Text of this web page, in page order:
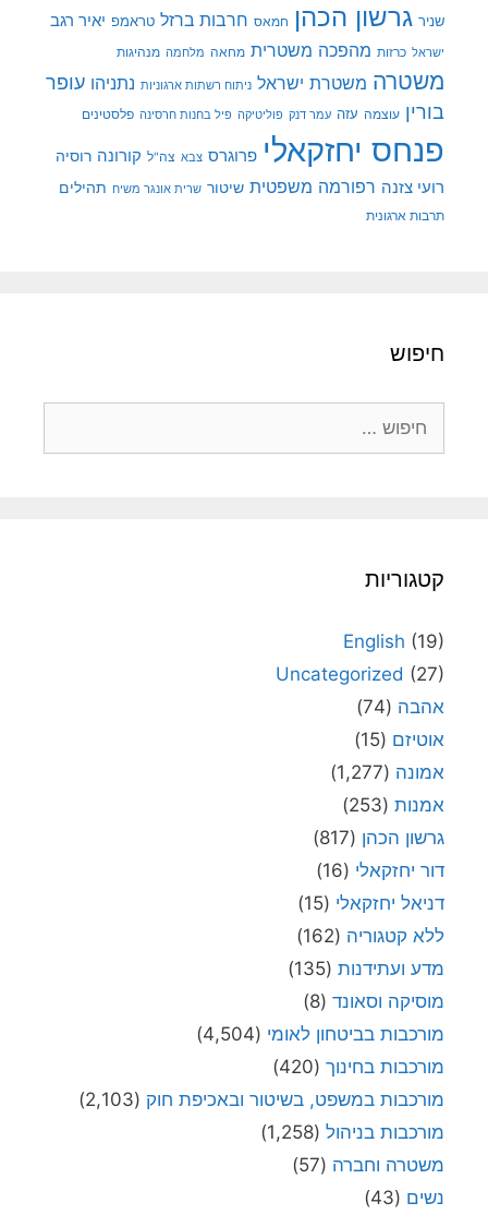
שניר גרשון הכהן חמאס חרבות ברזל טראמפ יאיר רגב
ישראל כרזות מהפכה משטרית מחאה מלחמה מנהיגות
משטרה משטרת ישראל ניתוח רשתות ארגוניות נתניהו עופר
בורין עוצמה עזה עמר דנק פוליטיקה פיל בחנות חרסינה פלסטינים
פנחס יחזקאלי פרוגרס צבא צה"ל קורונה רוסיה
רועי צזנה רפורמה משפטית שיטור שרית אונגר משיח תהילים
תרבות ארגונית
חיפוש
קטגוריות
English (19)
Uncategorized (27)
אהבה (74)
אוטיזם (15)
אמונה (1,277)
אמנות (253)
גרשון הכהן (817)
דור יחזקאלי (16)
דניאל יחזקאלי (15)
ללא קטגוריה (162)
מדע ועתידנות (135)
מוסיקה וסאונד (8)
מורכבות בביטחון לאומי (4,504)
מורכבות בחינוך (420)
מורכבות במשפט, בשיטור ובאכיפת חוק (2,103)
מורכבות בניהול (1,258)
משטרה וחברה (57)
נשים (43)